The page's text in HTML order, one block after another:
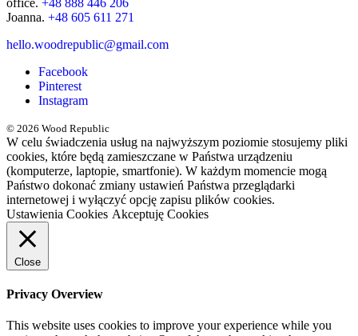
Joanna. +48 605 611 271
hello.woodrepublic@gmail.com
Facebook
Pinterest
Instagram
© 2026 Wood Republic
W celu świadczenia usług na najwyższym poziomie stosujemy pliki
cookies, które będą zamieszczane w Państwa urządzeniu
(komputerze, laptopie, smartfonie). W każdym momencie mogą
Państwo dokonać zmiany ustawień Państwa przeglądarki
internetowej i wyłączyć opcję zapisu plików cookies.
Ustawienia Cookies Akceptuję Cookies
Close
Privacy Overview
This website uses cookies to improve your experience while you